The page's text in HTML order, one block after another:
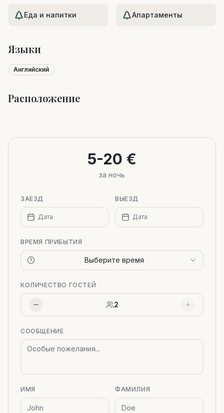
Еда и напитки Апартаменты
Языки
Английский
Расположение
−
5-20 €
за ночь
ЗАЕЗД
Дата
ВЫЕЗД
Дата
ВРЕМЯ ПРИБЫТИЯ
Выберите время
КОЛИЧЕСТВО ГОСТЕЙ
2
СООБЩЕНИЕ
ИМЯ ФАМИЛИЯ